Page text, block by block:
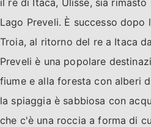
Lago Preveli. È successo dopo
Troia, al ritorno del re a Itaca
Preveli è una popolare
fiume e alla foresta con alberi
la spiaggia è sabbiosa con
che c'è una roccia a forma di